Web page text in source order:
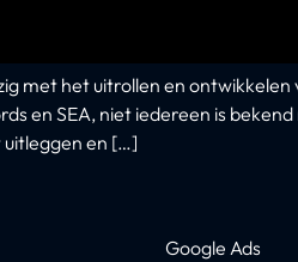
met het uitrollen en
en SEA, niet iedereen is
uitleggen en […]
Google Ads